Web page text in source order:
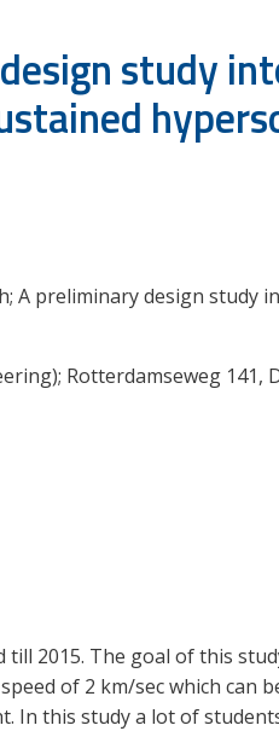
study
A preliminary design study
Rotterdamseweg 141,
till 2015. The goal of this
of 2 km/sec which can
In this study a lot of